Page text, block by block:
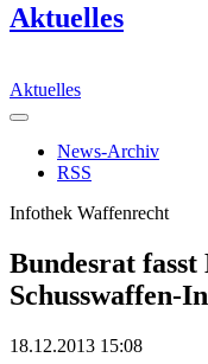
Aktuelles
Aktuelles
News-Archiv
RSS
Infothek Waffenrecht
Bundesrat fasst
Schusswaffen-
18.12.2013 15:08